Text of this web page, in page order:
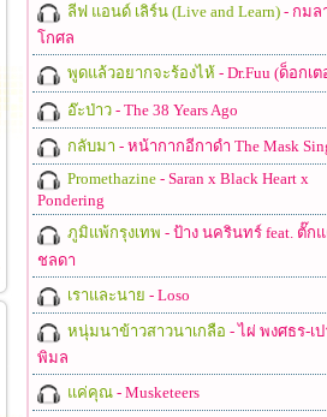
ลีฟ แอนด์ เลิร์น (Live and Learn)- กมล
โกศล
พูดแล้วอยากจะร้องไห้ - Dr.Fuu (ด็อกเ
อ๊ะป่าว- The 38 Years Ago
กลับมา - หน้ากากอีกาดำ The Mask
Promethazine- Saran x Black Heart x
Pondering
ภูมิแพ้กรุงเทพ - ป้าง นครินทร์ feat. ตั๊ก
ชลดา
เราและนาย - Loso
หนุ่มนาข้าวสาวนาเกลือ - ไผ่ พงศธร-เ
พิมล
แค่คุณ- Musketeers